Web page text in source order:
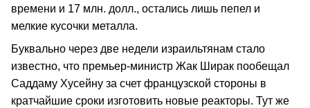
времени и 17 млн. долл., остались лишь пепел и
мелкие кусочки металла.
Буквально через две недели израильтянам стало
известно, что премьер-министр Жак Ширак пообещал
Саддаму Хусейну за счет французской стороны в
кратчайшие сроки изготовить новые реакторы. Тут же